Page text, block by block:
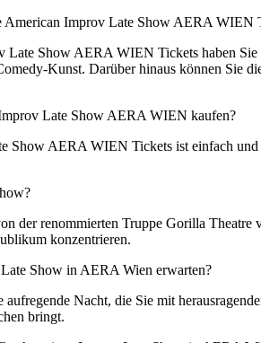
American Improv Late Show AERA WIEN
Show AERA WIEN Tickets haben
Kunst. Darüber hinaus können Sie
Late Show AERA WIEN kaufen?
AERA WIEN Tickets ist einfach
der renommierten Truppe Gorilla
konzentrieren.
Show in AERA Wien erwarten?
Nacht, die Sie mit
bringt.